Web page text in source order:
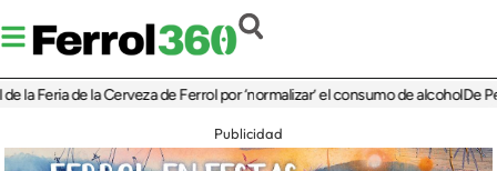
de la Cerveza de Ferrol por ‘normalizar’ el consumo de alcoholDe Perlío a
Publicidad